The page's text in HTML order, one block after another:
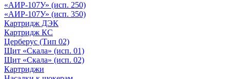
«АИР-107У» (исп. 250)
«АИР-107У» (исп. 350)
Картридж ДЭК
Картридж КС
Церберус (Тип 02)
Щит «Скала» (исп. 01)
Щит «Скала» (исп. 02)
Картриджи